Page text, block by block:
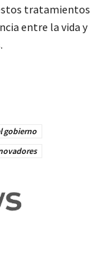
tratamientos
entre la vida y
gobierno